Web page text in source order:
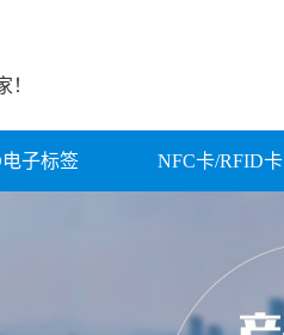
！
子标签 NFC卡/RFID卡